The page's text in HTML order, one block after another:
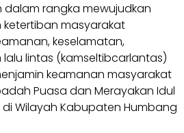
dalam rangka mewujudkan
masyarakat
keselamatan,
lintas (kamseltibcarlantas)
keamanan masyarakat
Puasa dan Merayakan Idul
di Wilayah Kabupaten Humbang